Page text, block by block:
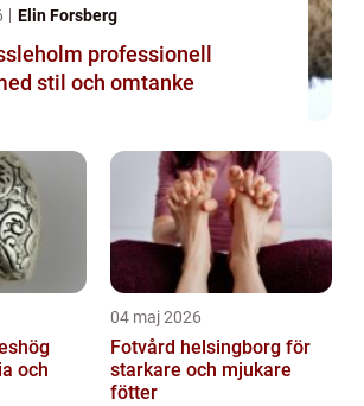
Elin Forsberg
professionell
stil och omtanke
och
04 maj 2026
Fotvård helsingborg för
starkare och mjukare
fötter